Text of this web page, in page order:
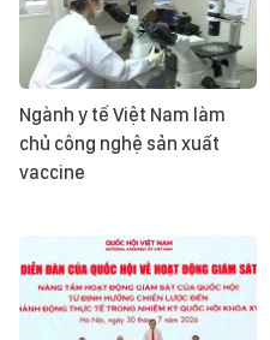
Ngành y tế Việt Nam làm
chủ công nghệ sản xuất
vaccine